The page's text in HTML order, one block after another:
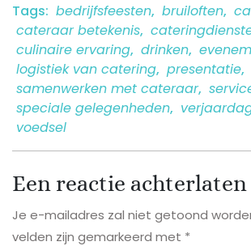
Tags: bedrijfsfeesten, bruiloften,
cateraar betekenis,
culinaire ervaring, drinken,
logistiek van catering, presentatie,
samenwerken met cateraar,
speciale gelegenheden,
voedsel
Een reactie achterlaten
Je e-mailadres zal niet getoond
velden zijn gemarkeerd met *